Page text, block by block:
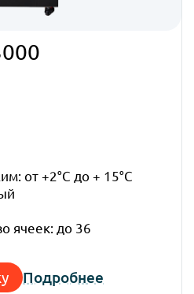
от +2°C до + 15°C
ячеек: до 36
Подробнее